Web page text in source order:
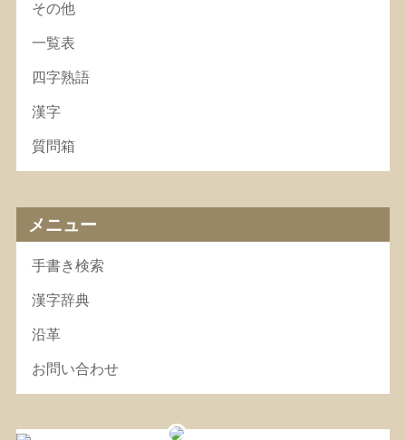
その他
一覧表
四字熟語
漢字
質問箱
メニュー
手書き検索
漢字辞典
沿革
お問い合わせ